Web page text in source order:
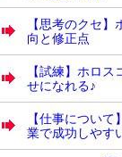
【思考のクセ
向と修正点
【試練】ホロ
せになれる♪
【仕事につい
業で成功しやす